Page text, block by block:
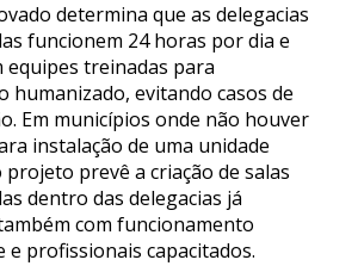
determina que as delegacias
funcionem 24 horas por dia e
equipes treinadas para
humanizado, evitando casos de
Em municípios onde não houver
instalação de uma unidade
projeto prevê a criação de salas
dentro das delegacias já
com funcionamento
e profissionais capacitados.